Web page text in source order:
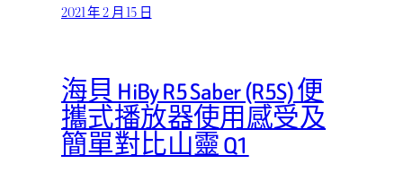
2021 年 2 月 15 日
海貝 HiBy R5 Saber (R5S) 便
攜式播放器使用感受及
簡單對比山靈 Q1